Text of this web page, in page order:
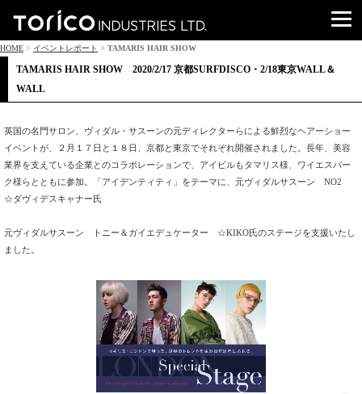
HOME > イベントレポート > TAMARIS HAIR SHOW
TAMARIS HAIR SHOW 2020/2/17 京都SURFDISCO・2/18東京WALL＆
WALL
英国の名門サロン、ヴィダル・サスーンの元ディレクターらによる鮮烈なヘアーショー
イベントが、２月１７日と１８日、京都と東京でそれぞれ開催されました。長年、美容
業界を支えている企業とのコラボレーションで、アイビルもタマリス様、ワイエスパー
ク様らとともに参加。「アイデンティティ」をテーマに、元ヴィダルサスーン NO2
☆ダヴィデスキャナー氏
元ヴィダルサスーン トニー＆ガイエデュケーター ☆KIKO氏のステージを支援いたし
ました。